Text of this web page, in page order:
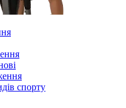
спорту